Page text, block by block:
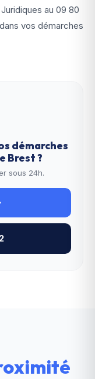
au 09 80
vos démarches
démarches
Brest?
sous 24h.